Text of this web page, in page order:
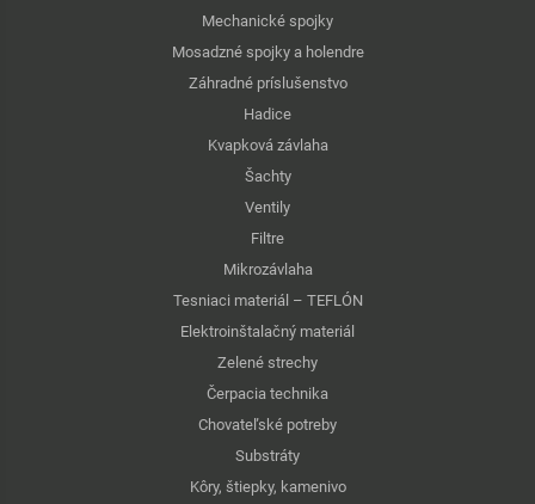
Mechanické spojky
Mosadzné spojky a holendre
Záhradné príslušenstvo
Hadice
Kvapková závlaha
Šachty
Ventily
Filtre
Mikrozávlaha
Tesniaci materiál – TEFLÓN
Elektroinštalačný materiál
Zelené strechy
Čerpacia technika
Chovateľské potreby
Substráty
Kôry, štiepky, kamenivo